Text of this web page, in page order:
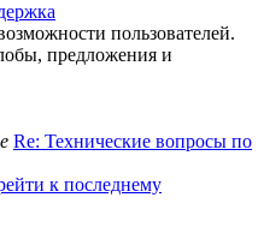
пользователей.
предложения и
Re: Технические вопросы по
к последнему